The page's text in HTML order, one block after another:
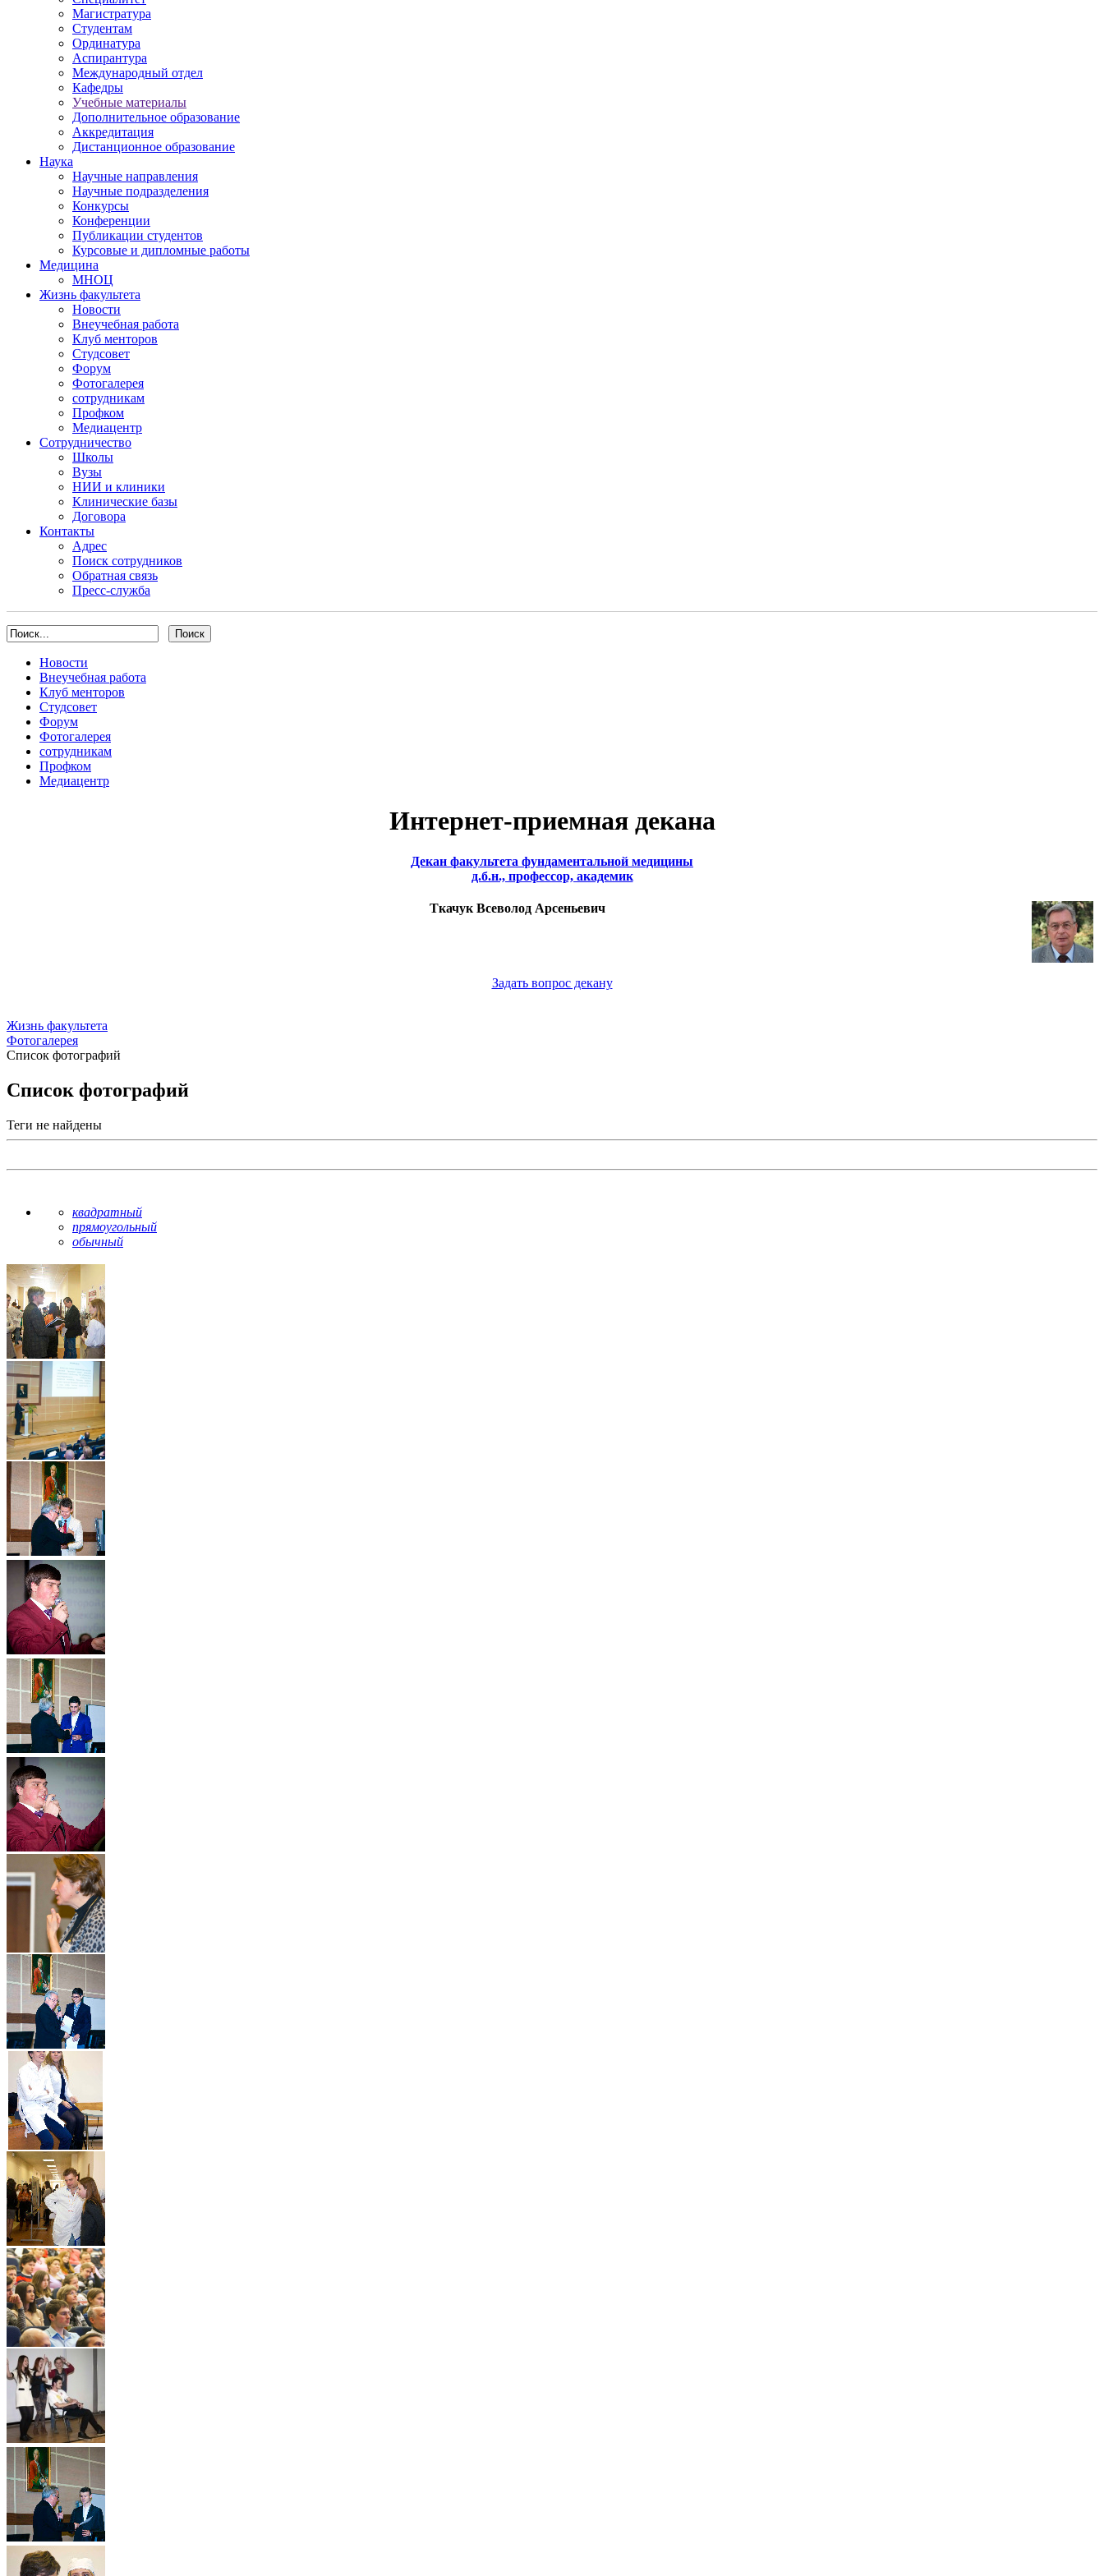
Магистратура
Студентам
Ординатура
Аспирантура
Международный отдел
Кафедры
Учебные материалы
Дополнительное образование
Аккредитация
Дистанционное образование
Наука
Научные направления
Научные подразделения
Конкурсы
Конференции
Публикации студентов
Курсовые и дипломные работы
Медицина
МНОЦ
Жизнь факультета
Новости
Внеучебная работа
Клуб менторов
Студсовет
Форум
Фотогалерея
сотрудникам
Профком
Медиацентр
Сотрудничество
Школы
Вузы
НИИ и клиники
Клинические базы
Договора
Контакты
Адрес
Поиск сотрудников
Обратная связь
Пресс-служба
Новости
Внеучебная работа
Клуб менторов
Студсовет
Форум
Фотогалерея
сотрудникам
Профком
Медиацентр
Интернет-приемная декана
Декан факультета фундаментальной медицины
д.б.н., профессор, академик
Ткачук Всеволод Арсеньевич
Задать вопрос декану
Жизнь факультета
Фотогалерея
Список фотографий
Список фотографий
Теги не найдены
квадратный
прямоугольный
обычный